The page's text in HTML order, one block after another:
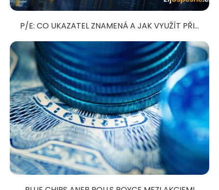
P/E: CO UKAZATEL ZNAMENÁ A JAK VYUŽÍT PŘI...